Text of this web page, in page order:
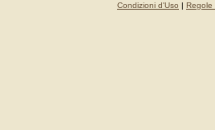
Condizioni d'Uso | Regole